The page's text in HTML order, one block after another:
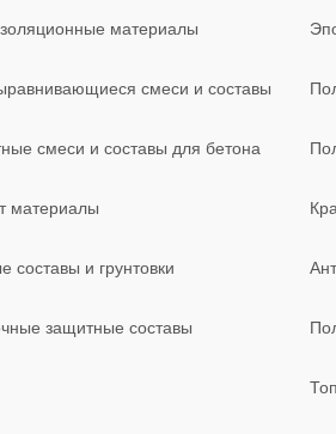
материалы
смеси и составы
смеси и составы для бетона
материалы
составы и грунтовки
защитные составы